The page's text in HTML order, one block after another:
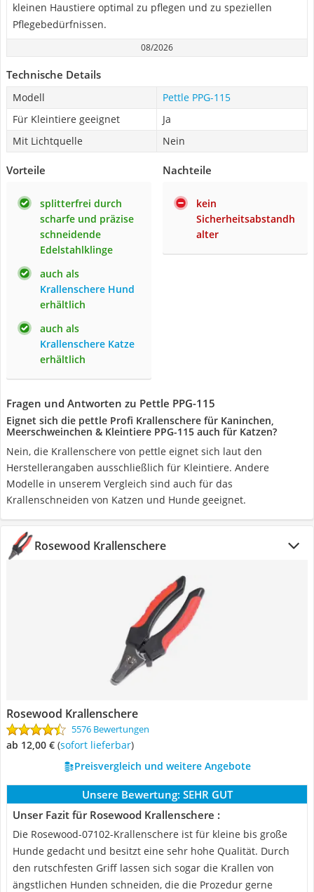
kleinen Haustiere optimal zu pflegen und zu speziellen
Pflegebedürfnissen.
08/2026
Technische Details
Modell
Pettle PPG-115
Für Kleintiere geeignet
Ja
Mit Lichtquelle
Nein
Vorteile
splitterfrei durch
scharfe und präzise
schneidende
Edelstahlklinge
auch als
Krallenschere Hund
erhältlich
auch als
Krallenschere Katze
erhältlich
Nachteile
kein
Sicherheitsabstandh
alter
Fragen und Antworten zu Pettle PPG-115
Eignet sich die pettle Profi Krallenschere für Kaninchen,
Meerschweinchen & Kleintiere PPG-115 auch für Katzen?
Nein, die Krallenschere von pettle eignet sich laut den
Herstellerangaben ausschließlich für Kleintiere. Andere
Modelle in unserem Vergleich sind auch für das
Krallenschneiden von Katzen und Hunde geeignet.
Rosewood Krallenschere
Rosewood Krallenschere
5576 Bewertungen
ab 12,00 € ( Sofort lieferbar)
Preisvergleich und weitere Angebote
Unsere Bewertung: SEHR GUT
Unser Fazit für Rosewood Krallenschere :
Die Rosewood-07102-Krallenschere ist für kleine bis große
Hunde gedacht und besitzt eine sehr hohe Qualität. Durch
den rutschfesten Griff lassen sich sogar die Krallen von
ängstlichen Hunden schneiden, die die Prozedur gerne